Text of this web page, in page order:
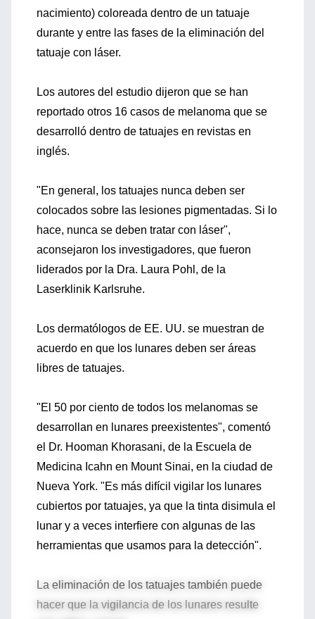
nacimiento) coloreada dentro de un tatuaje
durante y entre las fases de la eliminación del
tatuaje con láser.
Los autores del estudio dijeron que se han
reportado otros 16 casos de melanoma que se
desarrolló dentro de tatuajes en revistas en
inglés.
"En general, los tatuajes nunca deben ser
colocados sobre las lesiones pigmentadas. Si lo
hace, nunca se deben tratar con láser",
aconsejaron los investigadores, que fueron
liderados por la Dra. Laura Pohl, de la
Laserklinik Karlsruhe.
Los dermatólogos de EE. UU. se muestran de
acuerdo en que los lunares deben ser áreas
libres de tatuajes.
"El 50 por ciento de todos los melanomas se
desarrollan en lunares preexistentes", comentó
el Dr. Hooman Khorasani, de la Escuela de
Medicina Icahn en Mount Sinai, en la ciudad de
Nueva York. "Es más difícil vigilar los lunares
cubiertos por tatuajes, ya que la tinta disimula el
lunar y a veces interfiere con algunas de las
herramientas que usamos para la detección".
La eliminación de los tatuajes también puede
hacer que la vigilancia de los lunares resulte